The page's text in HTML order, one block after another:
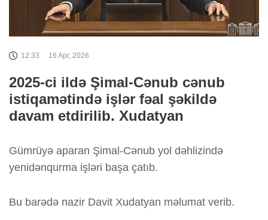
12:33 16 Apr, 2026
2025-ci ildə Şimal-Cənub cənub
istiqamətində işlər fəal şəkildə
davam etdirilib. Xudatyan
Gümrüyə aparan Şimal-Cənub yol dəhlizində
yenidənqurma işləri başa çatıb.
Bu barədə nazir Davit Xudatyan məlumat verib.